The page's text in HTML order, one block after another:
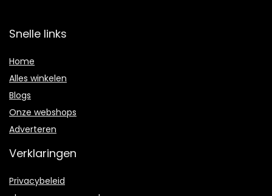
Snelle links
Home
Alles winkelen
Blogs
Onze webshops
Adverteren
Verklaringen
Privacybeleid